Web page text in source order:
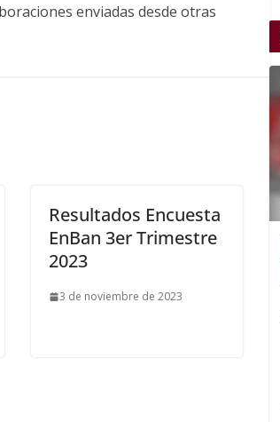
enviadas desde otras
Resultados Encuesta
EnBan 3er Trimestre
2023
3 de noviembre de 2023